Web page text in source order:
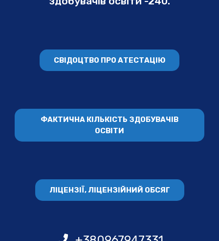
СВІДОЦТВО ПРО АТЕСТАЦІЮ
ФАКТИЧНА КІЛЬКІСТЬ ЗДОБУВАЧІВ
ОСВІТИ
ЛІЦЕНЗІЇ, ЛІЦЕНЗІЙНИЙ ОБСЯГ